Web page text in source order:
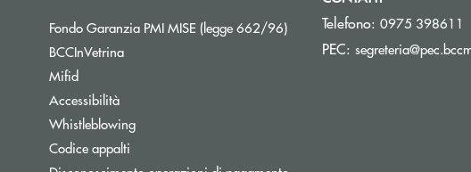
Fondo Garanzia PMI MISE (legge 662/96)Apre una nuova finestra
BCCInVetrina
Mifid
Accessibilità
Whistleblowing
Codice appalti
Telefono: 0975 398611
PEC: